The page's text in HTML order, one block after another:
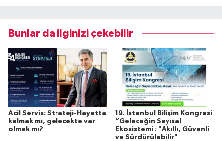
Bunlar da ilginizi çekebilir
Acil Servis: Strateji-Hayatta
kalmak mı, gelecekte var
olmak mı?
19. İstanbul Bilişim Kongresi
“Geleceğin Sayısal
Ekosistemi : "Akıllı, Güvenli
ve Sürdürülebilir"